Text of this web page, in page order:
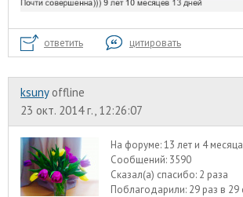
ответить цитировать
ksuny offline
23 окт. 2014 г., 12:26:07
На форуме:13 лет и 4 месяца
Сообщений: 3590
Сказал(а) спасибо: 2 раза
Поблагодарили: 29 раз в